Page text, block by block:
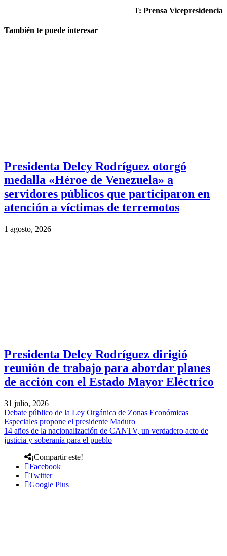
T: Prensa Vicepresidencia
También te puede interesar
Presidenta Delcy Rodríguez otorgó
medalla «Héroe de Venezuela» a
servidores públicos que participaron en
atención a víctimas de terremotos
1 agosto, 2026
Presidenta Delcy Rodríguez dirigió
reunión de trabajo para abordar planes
de acción con el Estado Mayor Eléctrico
31 julio, 2026
Debate público de la Ley Orgánica de Zonas Económicas
Especiales propone el presidente Maduro
14 años de la nacionalización de CANTV, un verdadero acto de
justicia y soberanía para el pueblo
¡Compartir este!
Facebook
Twitter
Google Plus